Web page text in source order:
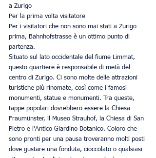
a Zurigo
Per la prima volta visitatore
Per i visitatori che non sono mai stati a Zurigo
prima, Bahnhofstrasse è un ottimo punto di
partenza.
Situato sul lato occidentale del fiume Limmat,
questo quartiere è responsabile di metà del
centro di Zurigo. Ci sono molte delle attrazioni
turistiche più rinomate, così come i famosi
monumenti, statue e monumenti. Tra queste,
tappe popolari dovrebbero essere la Chiesa
Fraumünster, il Museo Strauhof, la Chiesa di San
Pietro e l'Antico Giardino Botanico. Coloro che
sono pronti per una pausa troveranno molti posti
dove gustare una fonduta, cioccolato o qualsiasi